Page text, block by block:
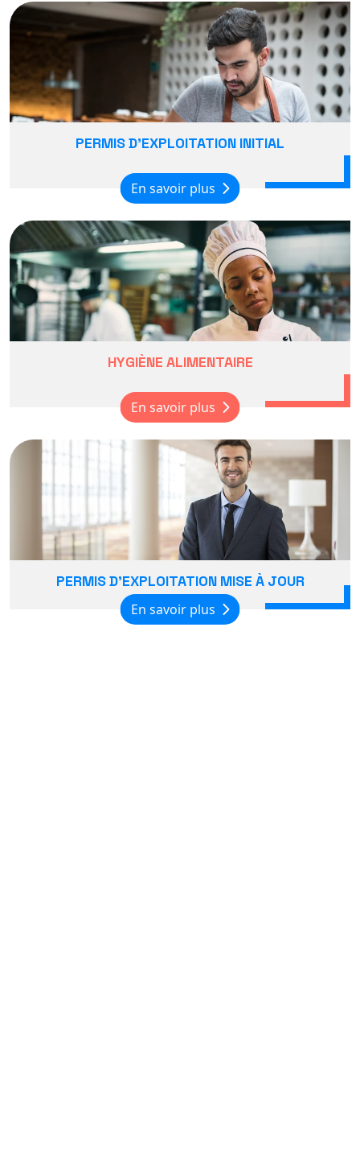
PERMIS D'EXPLOITATION INITIAL
En savoir plus
HYGIÈNE ALIMENTAIRE
En savoir plus
PERMIS D'EXPLOITATION MISE À JOUR
En savoir plus